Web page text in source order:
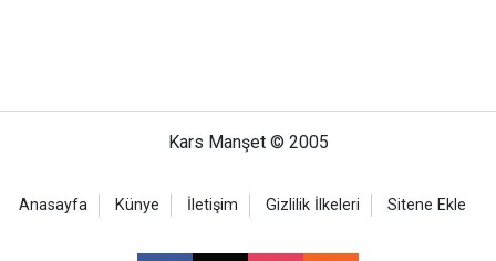
Kars Manşet © 2005
Anasayfa Künye İletişim Gizlilik İlkeleri Sitene Ekle